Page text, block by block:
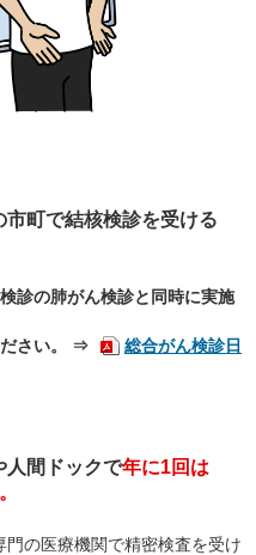
町で結核検診を受ける
診の肺がん検診と同時に実施
さい。 ⇒
総合がん検診日
人間ドックで年に1回は
の医療機関で精密検査を受け